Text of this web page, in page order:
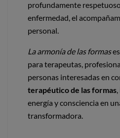
profundamente
enfermedad, el
personal.
La armonía de las formas
para terapeutas,
personas interesadas en
terapéutico de las formas
energía y consciencia en
transformadora.